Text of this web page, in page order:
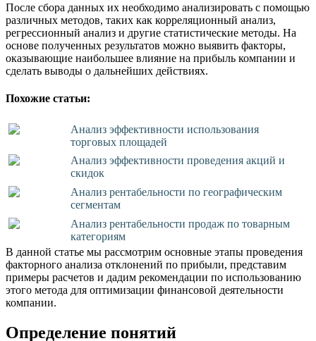
После сбора данных их необходимо анализировать с помощью
различных методов, таких как корреляционный анализ,
регрессионный анализ и другие статистические методы. На
основе полученных результатов можно выявить факторы,
оказывающие наибольшее влияние на прибыль компании и
сделать выводы о дальнейших действиях.
Похожие статьи:
Анализ эффективности использования
торговых площадей
Анализ эффективности проведения акций и
скидок
Анализ рентабельности по географическим
сегментам
Анализ рентабельности продаж по товарным
категориям
В данной статье мы рассмотрим основные этапы проведения
факторного анализа отклонений по прибыли, представим
примеры расчетов и дадим рекомендации по использованию
этого метода для оптимизации финансовой деятельности
компании.
Определение понятий